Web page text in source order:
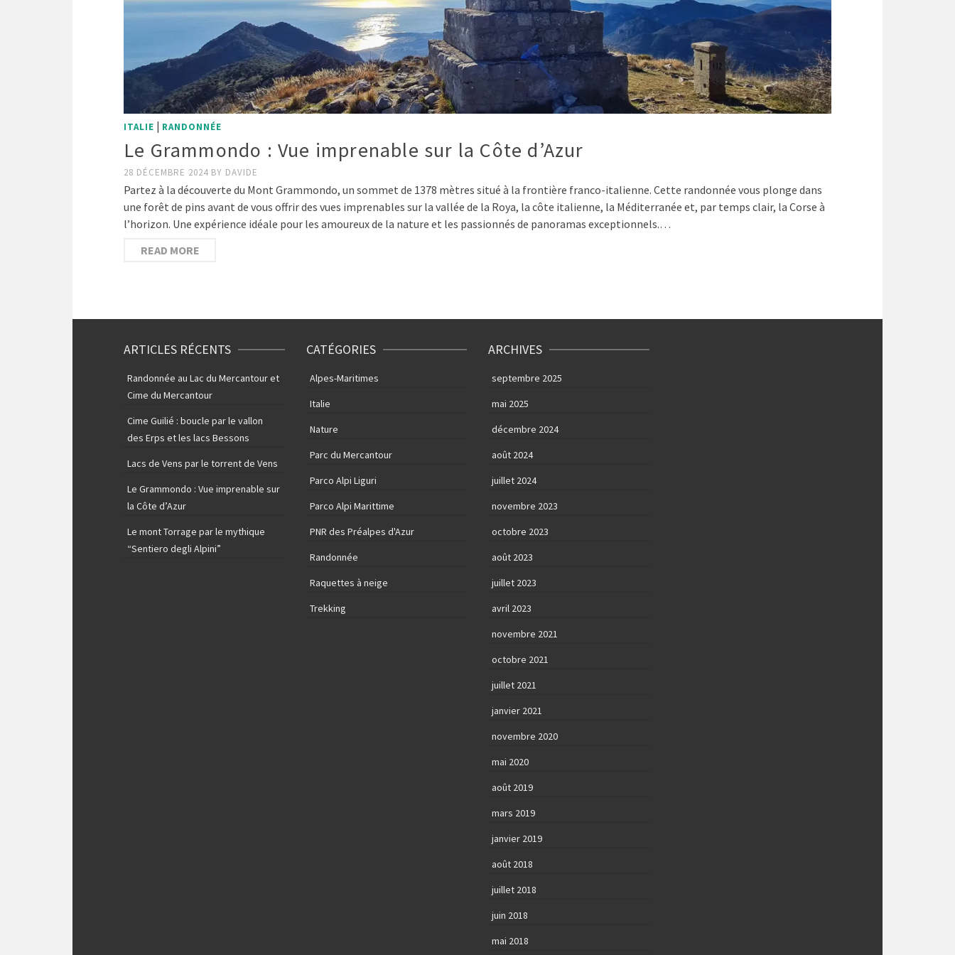
ITALIE | RANDONNÉE
Le Grammondo : Vue imprenable sur la Côte d’Azur
28 DÉCEMBRE 2024 BY DAVIDE
Partez à la découverte du Mont Grammondo, un sommet de 1378 mètres situé à la frontière franco-italienne. Cette randonnée vous plonge dans
une forêt de pins avant de vous offrir des vues imprenables sur la vallée de la Roya, la côte italienne, la Méditerranée et, par temps clair, la Corse à
l’horizon. Une expérience idéale pour les amoureux de la nature et les passionnés de panoramas exceptionnels.…
READ MORE
ARTICLES RÉCENTS
Randonnée au Lac du Mercantour et
Cime du Mercantour
Cime Guilié : boucle par le vallon
des Erps et les lacs Bessons
Lacs de Vens par le torrent de Vens
Le Grammondo : Vue imprenable sur
la Côte d’Azur
Le mont Torrage par le mythique
“Sentiero degli Alpini”
CATÉGORIES
Alpes-Maritimes
Italie
Nature
Parc du Mercantour
Parco Alpi Liguri
Parco Alpi Marittime
PNR des Préalpes d'Azur
Randonnée
Raquettes à neige
Trekking
ARCHIVES
septembre 2025
mai 2025
décembre 2024
août 2024
juillet 2024
novembre 2023
octobre 2023
août 2023
juillet 2023
avril 2023
novembre 2021
octobre 2021
juillet 2021
janvier 2021
novembre 2020
mai 2020
août 2019
mars 2019
janvier 2019
août 2018
juillet 2018
juin 2018
mai 2018